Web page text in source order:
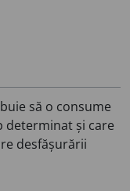
să o consume
determinat și care
desfășurării